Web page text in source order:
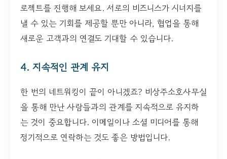
로젝트를 진행해 보세요. 서로의 비즈니스가 시너지를
낼 수 있는 기회를 제공할 뿐만 아니라, 협업을 통해
새로운 고객과의 연결도 기대할 수 있습니다.
4. 지속적인 관계 유지
한 번의 네트워킹이 끝이 아니겠죠? 비상주소호사무실
을 통해 만난 사람들과의 관계를 지속적으로 유지하
는 것이 중요합니다. 이메일이나 소셜 미디어를 통해
정기적으로 연락하는 것도 좋은 방법입니다.